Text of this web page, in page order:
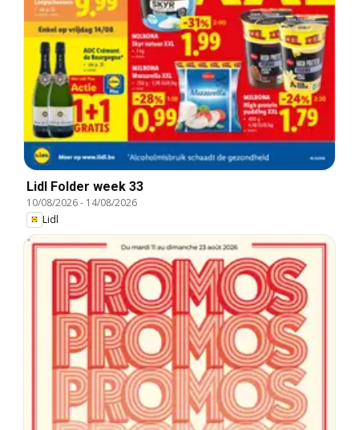
Lidl Folder week 33
10/08/2026- 14/08/2026
Lidl